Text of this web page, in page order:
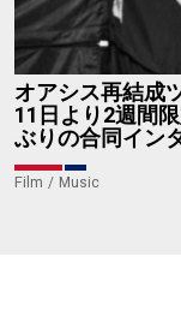
オアシス再結成
11日より2週間
ぶりの合同イン
Film Music